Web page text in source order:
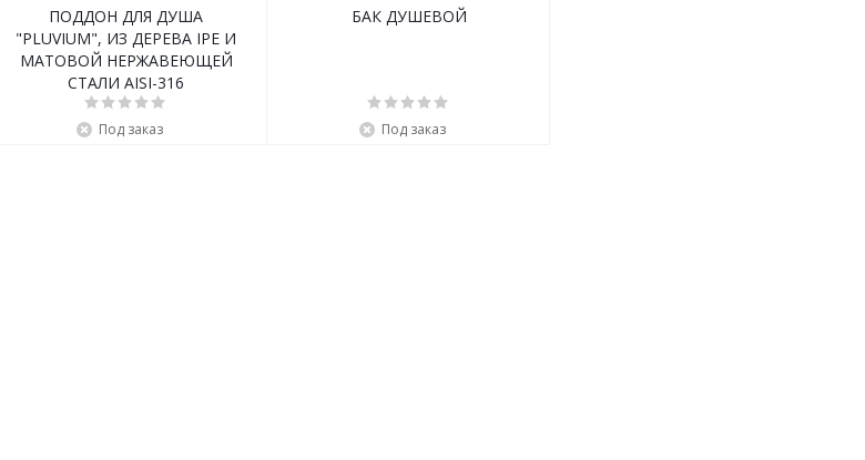
ПОДДОН ДЛЯ ДУША
"PLUVIUM", ИЗ ДЕРЕВА IPE И
МАТОВОЙ НЕРЖАВЕЮЩЕЙ
СТАЛИ AISI-316
Под заказ
БАК ДУШЕВОЙ
Под заказ